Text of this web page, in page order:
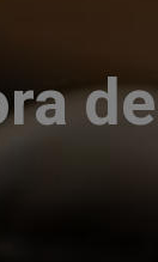
de